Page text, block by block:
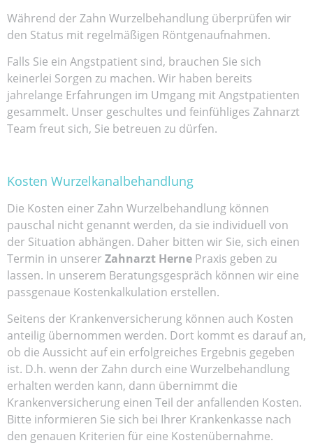
Während der Zahn Wurzelbehandlung überprüfen wir
den Status mit regelmäßigen Röntgenaufnahmen.
Falls Sie ein Angstpatient sind, brauchen Sie sich
keinerlei Sorgen zu machen. Wir haben bereits
jahrelange Erfahrungen im Umgang mit Angstpatienten
gesammelt. Unser geschultes und feinfühliges Zahnarzt
Team freut sich, Sie betreuen zu dürfen.
Kosten Wurzelkanalbehandlung
Die Kosten einer Zahn Wurzelbehandlung können
pauschal nicht genannt werden, da sie individuell von
der Situation abhängen. Daher bitten wir Sie, sich einen
Termin in unserer Zahnarzt Herne Praxis geben zu
lassen. In unserem Beratungsgespräch können wir eine
passgenaue Kostenkalkulation erstellen.
Seitens der Krankenversicherung können auch Kosten
anteilig übernommen werden. Dort kommt es darauf an,
ob die Aussicht auf ein erfolgreiches Ergebnis gegeben
ist. D.h. wenn der Zahn durch eine Wurzelbehandlung
erhalten werden kann, dann übernimmt die
Krankenversicherung einen Teil der anfallenden Kosten.
Bitte informieren Sie sich bei Ihrer Krankenkasse nach
den genauen Kriterien für eine Kostenübernahme.